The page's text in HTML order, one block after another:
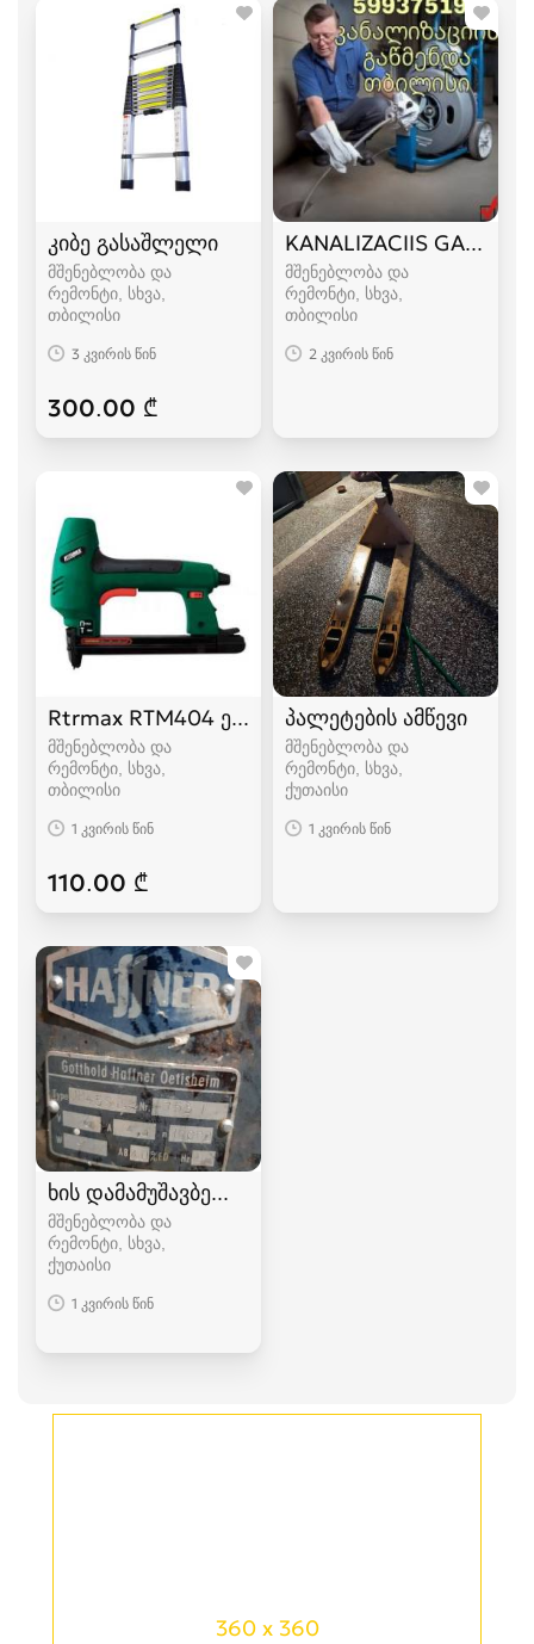
კიბე გასაშლელი
მშენებლობა და
რემონტი, სხვა
თბილისი
3 კვირის წინ
300.00 ₾
KANALIZACIIS
მშენებლობა და
რემონტი, სხვა
თბილისი
2 კვირის წინ
Rtrmax RTM404 ელექტრო სტეპლერი და
მშენებლობა და
რემონტი, სხვა
თბილისი
1 კვირის წინ
110.00 ₾
პალეტების ამწევი
მშენებლობა და
რემონტი, სხვა
ქუთაისი
1 კვირის წინ
ხის დამამუშავბელი ხელსაწყოები
მშენებლობა და
რემონტი, სხვა
ქუთაისი
1 კვირის წინ
360 x 360